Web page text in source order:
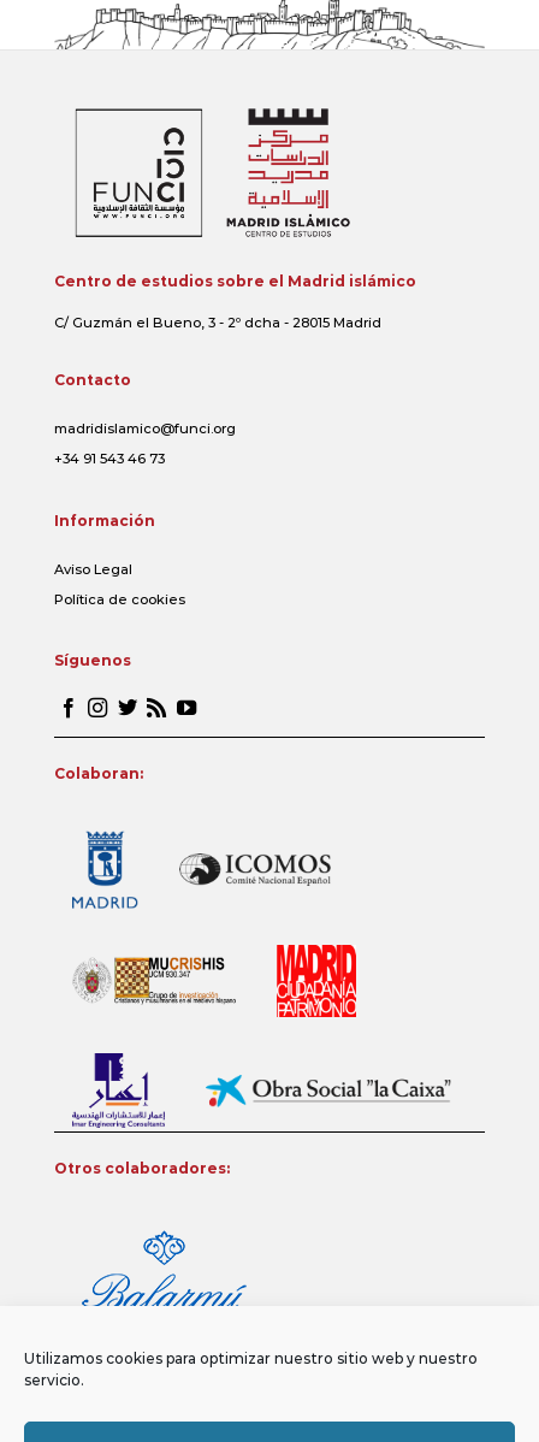
Utilizamos cookies para optimizar nuestro sitio web y nuestro
servicio.
Centro de estudios sobre el Madrid islámico
C/ Guzmán el Bueno, 3 - 2º dcha - 28015 Madrid
Contacto
madridislamico@funci.org
+34 91 543 46 73
Información
Aviso Legal
Política de cookies
Síguenos
Colaboran:
Otros colaboradores: